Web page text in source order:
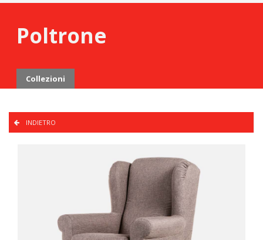
Poltrone
Collezioni
INDIETRO